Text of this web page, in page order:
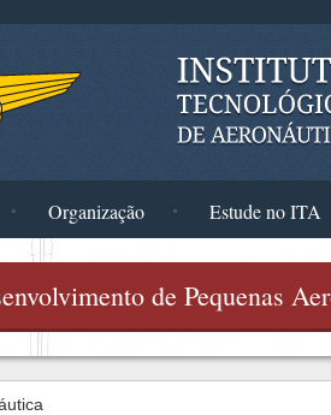
Organização Estude no ITA
de Pequenas